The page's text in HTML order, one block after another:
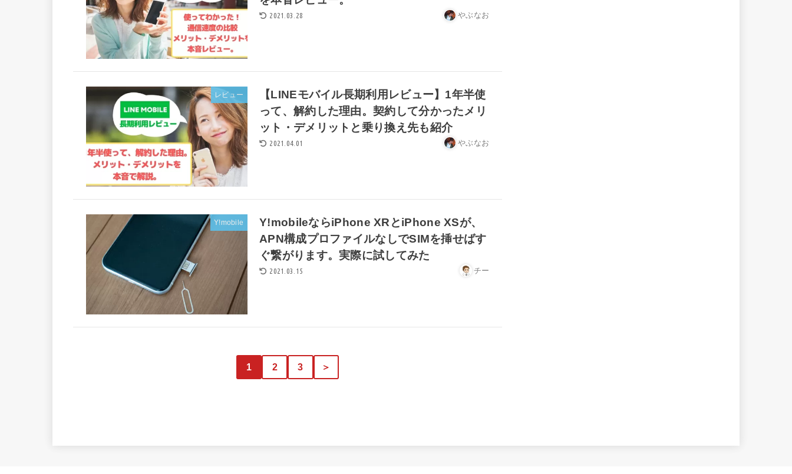
2021.03.28 やぶなお
レビュー
【LINEモバイル長期利用レビュー】1年半使
って、解約した理由。契約して分かったメリ
ット・デメリットと乗り換え先も紹介
2021.04.01 やぶなお
Y!mobile
Y!mobileならiPhone XRとiPhone XSが、
APN構成プロファイルなしでSIMを挿せばす
ぐ繋がります。実際に試してみた
2021.03.15 チー
1 2 3 ＞